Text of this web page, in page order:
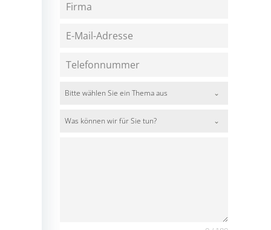
Bitte wählen Sie ein Thema aus
Was können wir für Sie tun?